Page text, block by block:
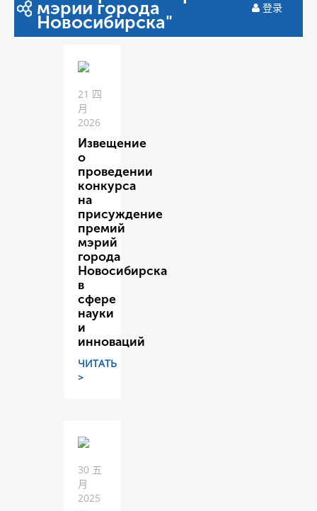
мэрии города
Новосибирска"
登录
21 四
月
2026
Извещение
о
проведении
конкурса
на
присуждение
премий
мэрий
города
Новосибирска
в
сфере
науки
и
инноваций
ЧИТАТЬ
>
30 五
月
2025